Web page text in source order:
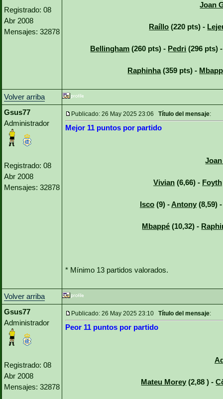
Registrado: 08
Abr 2008
Mensajes: 32878
Joan
Raíllo (220 pts) -
Bellingham (260 pts) - Pedri (296 pts)
Raphinha(359 pts) -
Volver arriba
Gsus77
Administrador
Registrado: 08
Abr 2008
Mensajes: 32878
Publicado: 26 May 2025 23:06 Título del mensaje:
Mejor 11 puntos por partido
Vivian (6,66) - Foyth
Isco (9) -Antony (8,59)
Mbappé (10,32) -
* Mínimo 13 partidos valorados.
Volver arriba
Gsus77
Administrador
Registrado: 08
Abr 2008
Mensajes: 32878
Publicado: 26 May 2025 23:10 Título del mensaje:
Peor 11 puntos por partido
Mateu Morey (2,88 ) -